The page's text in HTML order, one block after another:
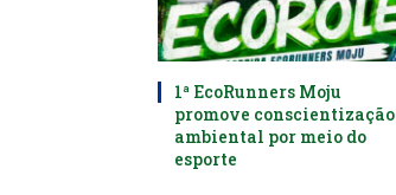
1ª EcoRunners Moju
promove conscientização
ambiental por meio do
esporte